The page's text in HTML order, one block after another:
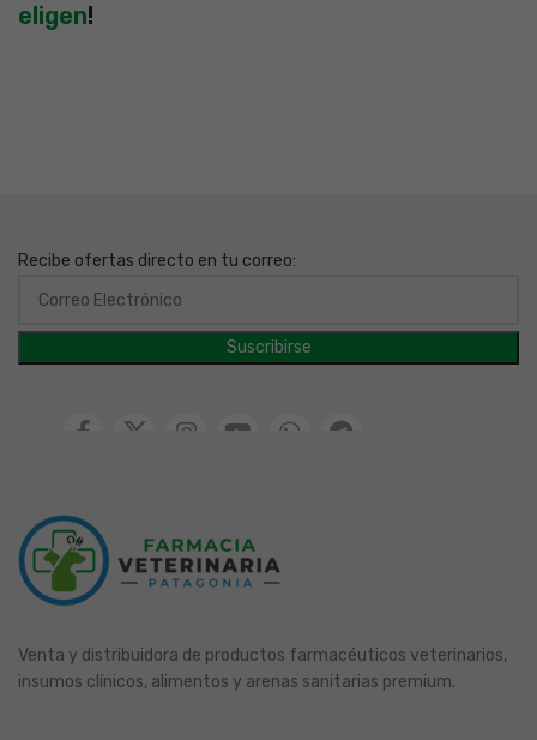
eligen!
Recibe ofertas directo en tu correo:
Venta y distribuidora de productos farmacéuticos veterinarios,
insumos clínicos, alimentos y arenas sanitarias premium.